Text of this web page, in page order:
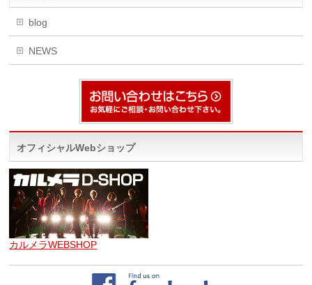
blog
NEWS
オフィシャルWebショップ
カルメラWEBSHOP